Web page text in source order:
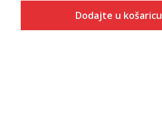
Dodajte u košaricu